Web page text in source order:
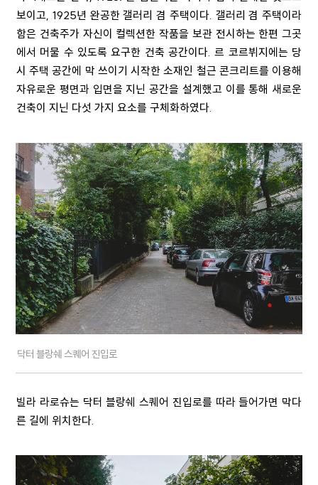
보이고, 1925년 완공한 갤러리 겸 주택이다. 갤러리 겸 주택이라
함은 건축주가 자신이 컬렉션한 작품을 보관 전시하는 한편 그곳
에서 머물 수 있도록 요구한 건축 공간이다.르 코르뷔지에는 당
시 주택 공간에 막 쓰이기 시작한 소재인 철근 콘크리트를 이용해
자유로운 평면과 입면을 지닌 공간을 설계했고 이를 통해 새로운
건축이 지닌 다섯 가지 요소를 구체화하였다.
닥터 블랑쉐 스퀘어 진입로
빌라 라로슈는 닥터 블랑쉐 스퀘어 진입로를 따라 들어가면 막다
른 길에 위치한다.